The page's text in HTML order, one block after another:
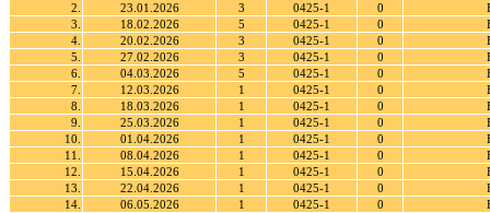
2.
23.01.2026 3 0425-1 0
3.
18.02.2026 5 0425-1 0
4.
20.02.2026 3 0425-1 0
5.
27.02.2026 3 0425-1 0
6.
04.03.2026 5 0425-1 0
7.
12.03.2026 1 0425-1 0
8.
18.03.2026 1 0425-1 0
9.
25.03.2026 1 0425-1 0
10.
01.04.2026 1 0425-1 0
11.
08.04.2026 1 0425-1 0
12.
15.04.2026 1 0425-1 0
13.
22.04.2026 1 0425-1 0
14.
06.05.2026 1 0425-1 0